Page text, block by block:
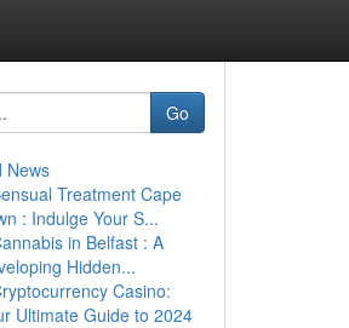
Go
News
Treatment Cape
: Indulge Your S...
in Belfast : A
Hidden...
Casino:
Ultimate Guide to 2024